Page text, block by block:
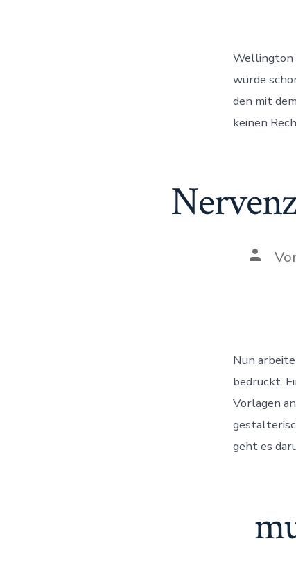
Wellington
würde
den mit
keinen
Autor
Nun
bedruckt.
Vorlagen
geht es